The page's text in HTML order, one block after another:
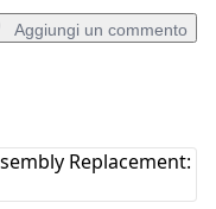
Aggiungi un commento